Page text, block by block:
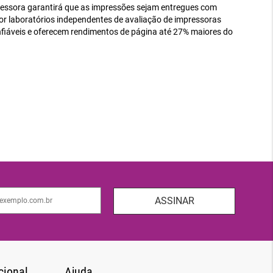
garantirá que as impressões sejam entregues com
laboratórios independentes de avaliação de impressoras
​​e oferecem rendimentos de página até 27% maiores do
ASSINAR